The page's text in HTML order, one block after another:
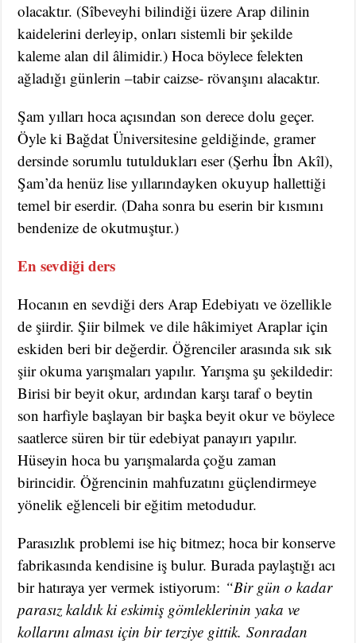
olacaktır. (Sîbeveyhi bilindiği üzere Arap dilinin
kaidelerini derleyip, onları sistemli bir şekilde
kaleme alan dil âlimidir.) Hoca böylece felekten
ağladığı günlerin –tabir caizse- rövanşını alacaktır.
Şam yılları hoca açısından son derece dolu geçer.
Öyle ki Bağdat Üniversitesine geldiğinde, gramer
dersinde sorumlu tutuldukları eser (Şerhu İbn Akîl),
Şam’da henüz lise yıllarındayken okuyup hallettiği
temel bir eserdir. (Daha sonra bu eserin bir kısmını
bendenize de okutmuştur.)
En sevdiği ders
Hocanın en sevdiği ders Arap Edebiyatı ve özellikle
de şiirdir. Şiir bilmek ve dile hâkimiyet Araplar için
eskiden beri bir değerdir. Öğrenciler arasında sık sık
şiir okuma yarışmaları yapılır. Yarışma şu şekildedir:
Birisi bir beyit okur, ardından karşı taraf o beytin
son harfiyle başlayan bir başka beyit okur ve böylece
saatlerce süren bir tür edebiyat panayırı yapılır.
Hüseyin hoca bu yarışmalarda çoğu zaman
birincidir. Öğrencinin mahfuzatını güçlendirmeye
yönelik eğlenceli bir eğitim metodudur.
Parasızlık problemi ise hiç bitmez; hoca bir konserve
fabrikasında kendisine iş bulur. Burada paylaştığı acı
bir hatıraya yer vermek istiyorum: “Bir gün o kadar
parasız kaldık ki eskimiş gömleklerinin yaka ve
kollarını alması için bir terziye gittik. Sonradan